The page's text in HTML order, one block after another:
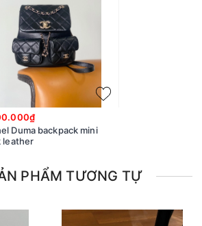
Duma backpack mini
leather
PHẨM TƯƠNG TỰ